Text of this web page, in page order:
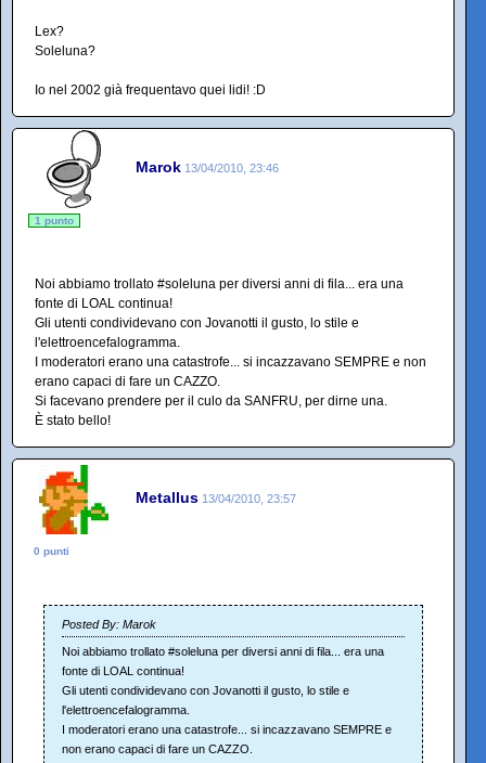
Lex?
Soleluna?
Io nel 2002 già frequentavo quei lidi! :D
Marok 13/04/2010, 23:46
1 punto
Noi abbiamo trollato #soleluna per diversi anni di fila... era una
fonte di LOAL continua!
Gli utenti condividevano con Jovanotti il gusto, lo stile e
l'elettroencefalogramma.
I moderatori erano una catastrofe... si incazzavano SEMPRE e non
erano capaci di fare un CAZZO.
Si facevano prendere per il culo da SANFRU, per dirne una.
È stato bello!
Metallus 13/04/2010, 23:57
0 punti
Posted By: Marok
Noi abbiamo trollato #soleluna per diversi anni di fila... era una
fonte di LOAL continua!
Gli utenti condividevano con Jovanotti il gusto, lo stile e
l'elettroencefalogramma.
I moderatori erano una catastrofe... si incazzavano SEMPRE e
non erano capaci di fare un CAZZO.